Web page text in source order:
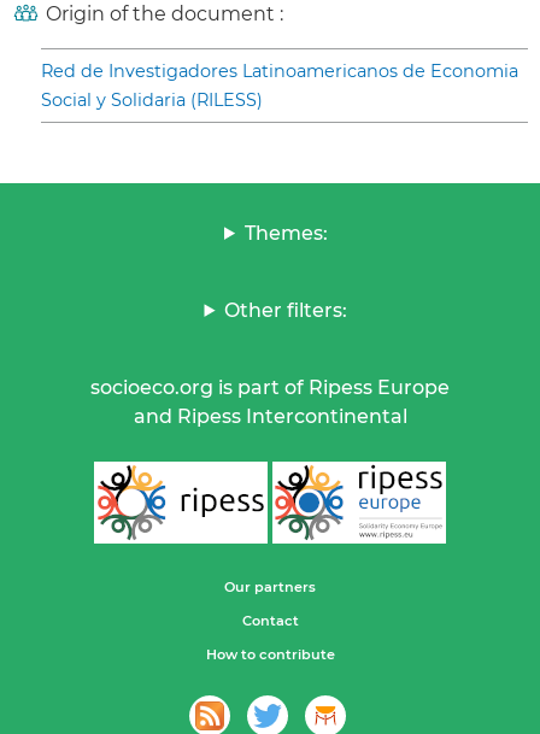
Origin of the document :
Red de Investigadores Latinoamericanos de Economia
Social y Solidaria (RILESS)
Themes:
Other filters:
socioeco.org is part of Ripess Europe
and Ripess Intercontinental
Our partners
Contact
How to contribute